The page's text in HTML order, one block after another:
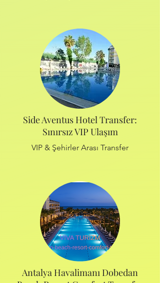
Side Aventus Hotel Transfer:
Sınırsız VIP Ulaşım
VIP & Şehirler Arası Transfer
Antalya Havalimanı Dobedan